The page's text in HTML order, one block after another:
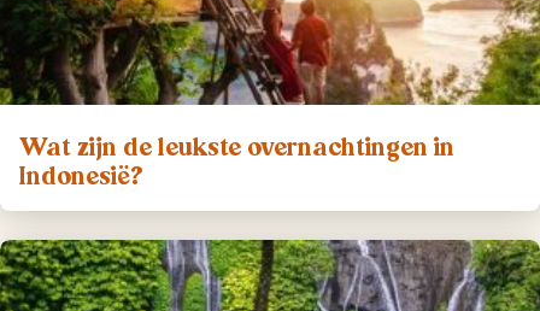
Wat zijn de leukste overnachtingen in
Indonesië?